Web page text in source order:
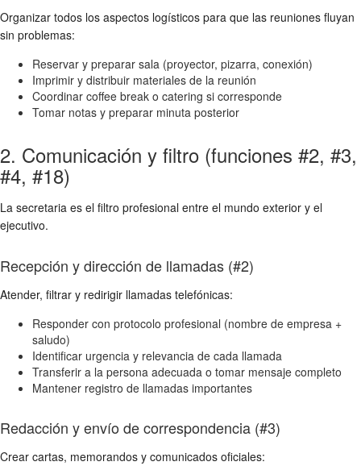
Organizar todos los aspectos logísticos para que las reuniones fluyan
sin problemas:
Reservar y preparar sala (proyector, pizarra, conexión)
Imprimir y distribuir materiales de la reunión
Coordinar coffee break o catering si corresponde
Tomar notas y preparar minuta posterior
2. Comunicación y filtro (funciones #2, #3,
#4, #18)
La secretaria es el filtro profesional entre el mundo exterior y el
ejecutivo.
Recepción y dirección de llamadas (#2)
Atender, filtrar y redirigir llamadas telefónicas:
Responder con protocolo profesional (nombre de empresa +
saludo)
Identificar urgencia y relevancia de cada llamada
Transferir a la persona adecuada o tomar mensaje completo
Mantener registro de llamadas importantes
Redacción y envío de correspondencia (#3)
Crear cartas, memorandos y comunicados oficiales: